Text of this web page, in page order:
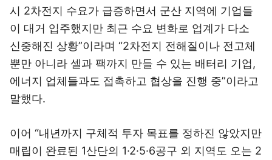
시 2차전지 수요가 급증하면서 군산 지역에 기업들
이 대거 입주했지만 최근 수요 변화로 업계가 다소
신중해진 상황”이라며 “2차전지 전해질이나 전고체
뿐만 아니라 셀과 팩까지 만들 수 있는 배터리 기업,
에너지 업체들과도 접촉하고 협상을 진행 중”이라고
말했다.
이어 “내년까지 구체적 투자 목표를 정하진 않았지만
매립이 완료된 1산단의 1·2·5·6공구 외 지역도 오는 2